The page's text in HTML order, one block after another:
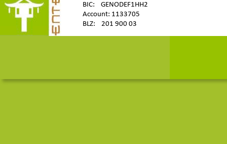
BIC:    GENODEF1HH2
Account: 1133705
BLZ:    201 900 03